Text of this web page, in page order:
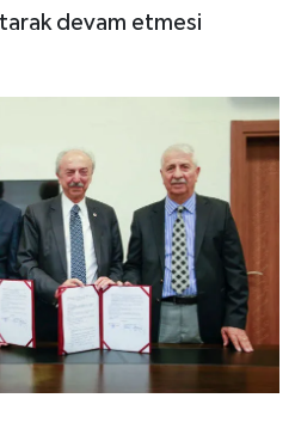
devam etmesi